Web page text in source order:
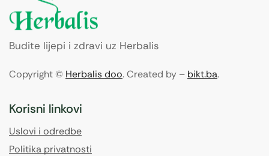
Budite lijepi i zdravi uz Herbalis
Copyright © Herbalis doo. Created by – bikt.ba.
Korisni linkovi
Uslovi i odredbe
Politika privatnosti